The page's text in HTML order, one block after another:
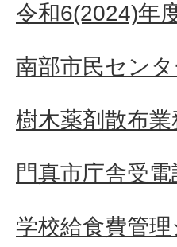
令和6(2024)年
南部市民セン
樹木薬剤散布業
門真市庁舎受
学校給食費管